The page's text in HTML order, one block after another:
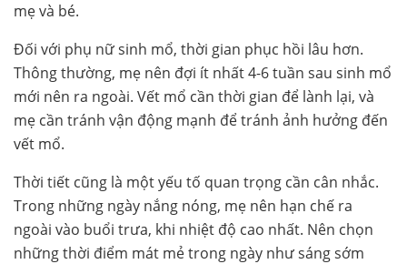
mẹ và bé.
Đối với phụ nữ sinh mổ, thời gian phục hồi lâu hơn.
Thông thường, mẹ nên đợi ít nhất 4-6 tuần sau sinh mổ
mới nên ra ngoài. Vết mổ cần thời gian để lành lại, và
mẹ cần tránh vận động mạnh để tránh ảnh hưởng đến
vết mổ.
Thời tiết cũng là một yếu tố quan trọng cần cân nhắc.
Trong những ngày nắng nóng, mẹ nên hạn chế ra
ngoài vào buổi trưa, khi nhiệt độ cao nhất. Nên chọn
những thời điểm mát mẻ trong ngày như sáng sớm